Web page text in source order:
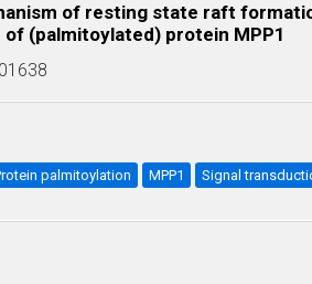
of resting state raft
(palmitoylated) protein MPP1
palmitoylation MPP1 Signal